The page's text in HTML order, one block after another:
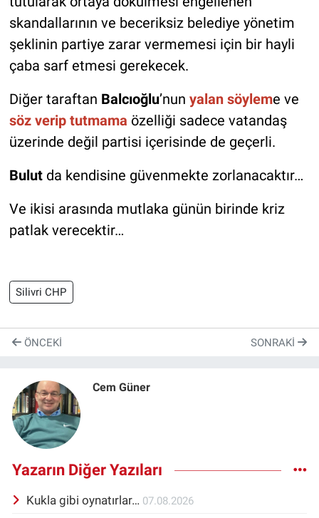
skandallarının ve beceriksiz belediye yönetim
şeklinin partiye zarar vermemesi için bir hayli
çaba sarf etmesi gerekecek.
Diğer taraftan Balcıoğlu’nun yalan söyleme ve
söz verip tutmama özelliği sadece vatandaş
üzerinde değil partisi içerisinde de geçerli.
Bulutda kendisine güvenmekte zorlanacaktır…
Ve ikisi arasında mutlaka günün birinde kriz
patlak verecektir…
Silivri CHP
ÖNCEKI SONRAKI
Cem Güner
Yazarın Diğer Yazıları
Kukla gibi oynatırlar… 07.08.2026